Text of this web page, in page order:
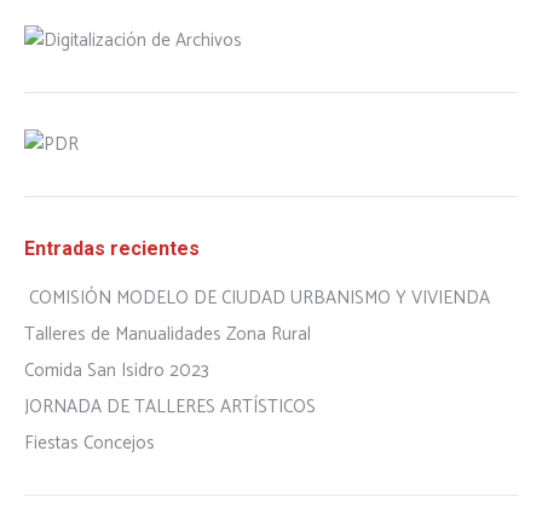
Entradas recientes
COMISIÓN MODELO DE CIUDAD URBANISMO Y VIVIENDA
Talleres de Manualidades Zona Rural
Comida San Isidro 2023
JORNADA DE TALLERES ARTÍSTICOS
Fiestas Concejos